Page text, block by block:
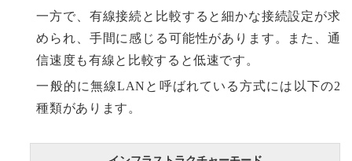
一方で、有線接続と比較すると細かな接続設定が求
められ、手間に感じる可能性があります。また、通
信速度も有線と比較すると低速です。
一般的に無線LANと呼ばれている方式には以下の2
種類があります。